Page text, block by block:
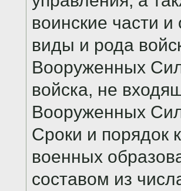
воинские части
виды и рода
Вооруженных
войска, не
Вооруженных
Сроки и порядок
военных
составом из